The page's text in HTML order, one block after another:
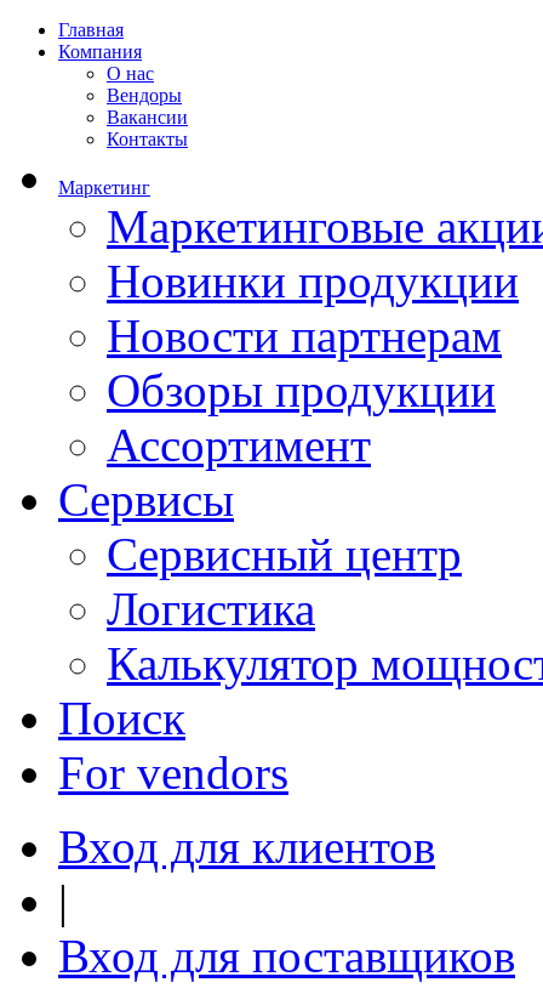
Главная
Компания
О нас
Вендоры
Вакансии
Контакты
Маркетинг
Маркетинговые
Новинки продукции
Новости партнерам
Обзоры продукции
Ассортимент
Сервисы
Сервисный центр
Логистика
Калькулятор
Поиск
For vendors
Вход для клиентов
|
Вход для поставщиков